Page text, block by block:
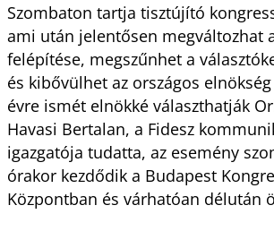
Szombaton tartja tisztújító
ami után jelentősen megváltozhat
felépítése, megszűnhet a
és kibővülhet az országos
évre ismét elnökké választhatják
Havasi Bertalan, a Fidesz
igazgatója tudatta, az esemény
órakor kezdődik a Budapest
Központban és várhatóan délután